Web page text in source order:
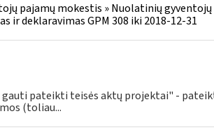
pajamų mokestis » Nuolatinių gyventojų
ir deklaravimas GPM 308 iki 2018-12-31
gauti pateikti teisės aktų projektai" -
(toliau...